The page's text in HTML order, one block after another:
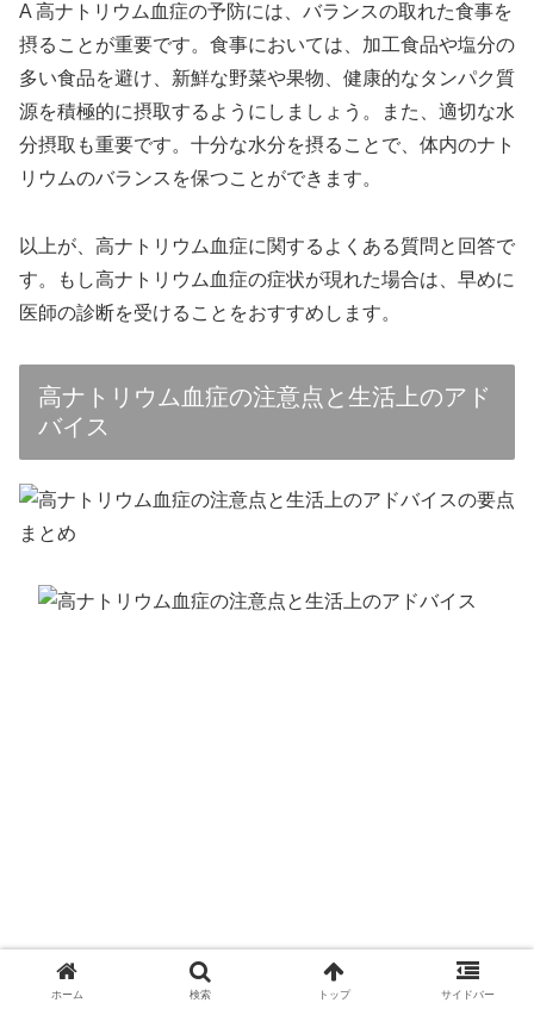
A 高ナトリウム血症の予防には、バランスの取れた食事を
摂ることが重要です。食事においては、加工食品や塩分の
多い食品を避け、新鮮な野菜や果物、健康的なタンパク質
源を積極的に摂取するようにしましょう。また、適切な水
分摂取も重要です。十分な水分を摂ることで、体内のナト
リウムのバランスを保つことができます。
以上が、高ナトリウム血症に関するよくある質問と回答で
す。もし高ナトリウム血症の症状が現れた場合は、早めに
医師の診断を受けることをおすすめします。
高ナトリウム血症の注意点と生活上のアド
バイス
ホーム 検索 トップ サイドバー